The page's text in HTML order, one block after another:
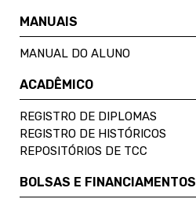
MANUAIS
MANUAL DO ALUNO
ACADÊMICO
REGISTRO DE DIPLOMAS
REGISTRO DE HISTÓRICOS
REPOSITÓRIOS DE TCC
BOLSAS E FINANCIAMENTOS